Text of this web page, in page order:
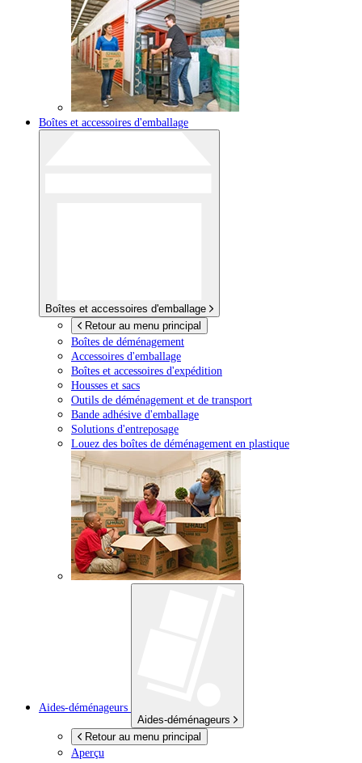
Boîtes et accessoires d'emballage
Boîtes et accessoires d'emballage
Retour au menu principal
Boîtes de déménagement
Accessoires d'emballage
Boîtes et accessoires d'expédition
Housses et sacs
Outils de déménagement et de transport
Bande adhésive d'emballage
Solutions d'entreposage
Louez des boîtes de déménagement en plastique
Aides-déménageurs
Aides-déménageurs
Retour au menu principal
Aperçu